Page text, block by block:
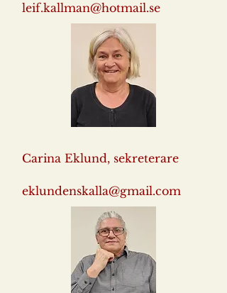
leif.kallman@hotmail.se
Carina Eklund, sekreterare
eklundenskalla@gmail.com